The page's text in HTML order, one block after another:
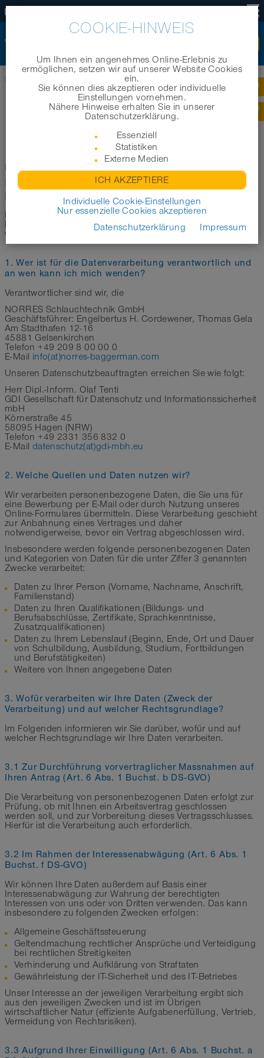
Startseite Datenschutz Online-Bewerber
DATENSCHUTZINFORMATIONEN
FÜR ONLINE-BEWERBER
Unser Umgang mit Ihren Daten und Ihre Rechte:
Informationen nach Art. 13, 14, 21 der
Datenschutzgrundverordnung (DS-GVO)
Die vorliegende Datenschutzerklärung ergänzt und
konkretisiert die allgemeine Datenschutzerklärung unter
www.norres.com/de/legal/datenschutz/.
1. Wer ist für die Datenverarbeitung verantwortlich und
an wen kann ich mich wenden?
Verantwortlicher sind wir, die
NORRES Schlauchtechnik GmbH
Geschäftsführer: Engelbertus H. Cordewener, Thomas Gela
Am Stadthafen 12-16
45881 Gelsenkirchen
Telefon +49 209 8 00 00 0
E-Mail info(at)norres-baggerman.com
Unseren Datenschutzbeauftragten erreichen Sie wie folgt:
Herr Dipl.-Inform. Olaf Tenti
GDI Gesellschaft für Datenschutz und Informationssicherheit
mbH
Körnerstraße 45
58095 Hagen (NRW)
Telefon +49 2331 356 832 0
E-Mail datenschutz(at)gdi-mbh.eu
2. Welche Quellen und Daten nutzen wir?
Wir verarbeiten personenbezogene Daten, die Sie uns für
eine Bewerbung per E-Mail oder durch Nutzung unseres
Online-Formulares übermitteln. Diese Verarbeitung geschieht
zur Anbahnung eines Vertrages und daher
notwendigerweise, bevor ein Vertrag abgeschlossen wird.
Insbesondere werden folgende personenbezogenen Daten
und Kategorien von Daten für die unter Ziffer 3 genannten
Zwecke verarbeitet:
Daten zu Ihrer Person (Vorname, Nachname, Anschrift,
Familienstand)
Daten zu Ihren Qualifikationen (Bildungs- und
Berufsabschlüsse, Zertifikate, Sprachkenntnisse,
Zusatzqualifikationen)
Daten zu Ihrem Lebenslauf (Beginn, Ende, Ort und Dauer
von Schulbildung, Ausbildung, Studium, Fortbildungen
und Berufstätigkeiten)
Weitere von Ihnen angegebene Daten
3. Wofür verarbeiten wir Ihre Daten (Zweck der
Verarbeitung) und auf welcher Rechtsgrundlage?
Im Folgenden informieren wir Sie darüber, wofür und auf
welcher Rechtsgrundlage wir Ihre Daten verarbeiten.
3.1 Zur Durchführung vorvertraglicher Massnahmen auf
Ihren Antrag (Art. 6 Abs. 1 Buchst. b DS-GVO)
Die Verarbeitung von personenbezogenen Daten erfolgt zur
Prüfung, ob mit Ihnen ein Arbeitsvertrag geschlossen
werden soll, und zur Vorbereitung dieses Vertragsschlusses.
Hierfür ist die Verarbeitung auch erforderlich.
3.2 Im Rahmen der Interessenabwägung (Art. 6 Abs. 1
Buchst. f DS-GVO)
Wir können Ihre Daten außerdem auf Basis einer
Interessenabwägung zur Wahrung der berechtigten
Interessen von uns oder von Dritten verwenden. Das kann
insbesondere zu folgenden Zwecken erfolgen:
Allgemeine Geschäftssteuerung
Geltendmachung rechtlicher Ansprüche und Verteidigung
bei rechtlichen Streitigkeiten
Verhinderung und Aufklärung von Straftaten
Gewährleistung der IT-Sicherheit und des IT-Betriebes
Unser Interesse an der jeweiligen Verarbeitung ergibt sich
aus den jeweiligen Zwecken und ist im Übrigen
wirtschaftlicher Natur (effiziente Aufgabenerfüllung, Vertrieb,
Vermeidung von Rechtsrisiken).
3.3 Aufgrund Ihrer Einwilligung (Art. 6 Abs. 1 Buchst. a
COOKIE-HINWEIS
Um Ihnen ein angenehmes Online-Erlebnis zu
ermöglichen, setzen wir auf unserer Website Cookies
ein.
Sie können dies akzeptieren oder individuelle
Einstellungen vornehmen.
Nähere Hinweise erhalten Sie in unserer
Datenschutzerklärung.
Essenziell
Statistiken
Externe Medien
ICH AKZEPTIERE
Individuelle Cookie-Einstellungen
Nur essenzielle Cookies akzeptieren
Datenschutzerklärung
Impressum